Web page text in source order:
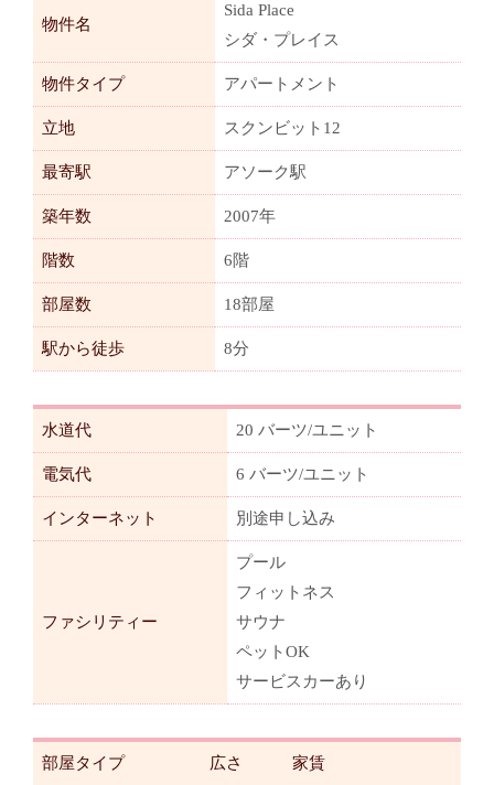
物件名
Sida Place
シダ・プレイス
物件タイプ アパートメント
立地 スクンビット12
最寄駅 アソーク駅
築年数 2007年
階数 6階
部屋数 18部屋
駅から徒歩 8分
水道代 20 バーツ/ユニット
電気代 6 バーツ/ユニット
インターネット 別途申し込み
ファシリティー
プール
フィットネス
サウナ
ペットOK
サービスカーあり
部屋タイプ 広さ 家賃